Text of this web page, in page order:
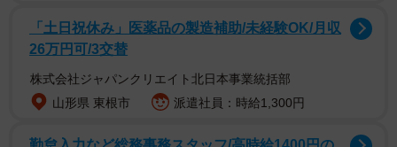
「土日祝休み」医薬品の製造補助/未経験OK/月収
26万円可/3交替
株式会社ジャパンクリエイト北日本事業統括部
山形県 東根市
派遣社員：時給1,300円